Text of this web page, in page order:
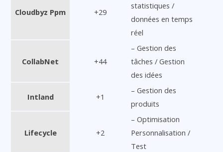
Cloudbyz Ppm +29
statistiques /
données en temps
réel
CollabNet +44
– Gestion des
tâches / Gestion
des idées
Intland +1
– Gestion des
produits
Lifecycle +2
– Optimisation
Personnalisation /
Test